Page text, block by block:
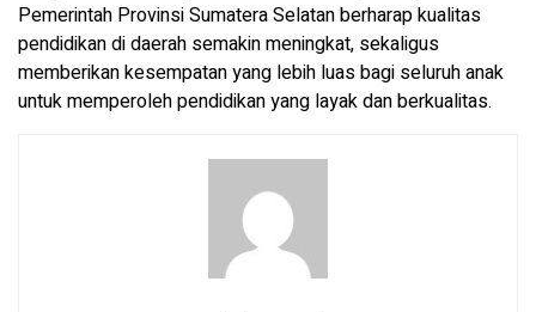
Pemerintah Provinsi Sumatera Selatan berharap kualitas
pendidikan di daerah semakin meningkat, sekaligus
memberikan kesempatan yang lebih luas bagi seluruh anak
untuk memperoleh pendidikan yang layak dan berkualitas.